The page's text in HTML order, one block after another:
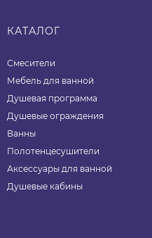
КАТАЛОГ
Смесители
Мебель для ванной
Душевая программа
Душевые ограждения
Ванны
Полотенцесушители
Аксессуары для ванной
Душевые кабины